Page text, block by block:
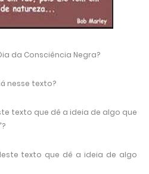
da Consciência Negra?
nesse texto?
texto que dê a ideia de algo que
texto que dê a ideia de algo